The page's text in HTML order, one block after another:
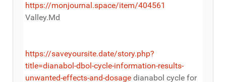
https://monjournal.space/item/404561
Valley.Md
https://saveyoursite.date/story.php?
title=dianabol-dbol-cycle-information-results-
unwanted-effects-and-dosage dianabol cycle for